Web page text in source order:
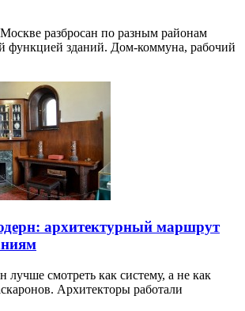
разбросан по разным районам
функцией зданий. Дом-коммуна, рабочий
архитектурный маршрут
лучше смотреть как систему, а не как
Архитекторы работали